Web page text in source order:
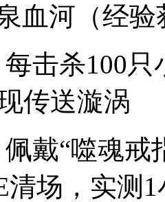
血河（经
击杀100
传送漩涡
戴“噬魂戒
清场，实测